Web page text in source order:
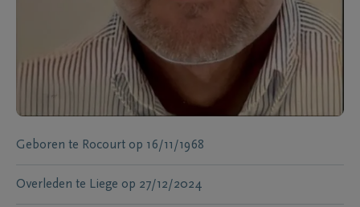
Geboren te Rocourt op 16/11/1968
Overleden te Liege op 27/12/2024